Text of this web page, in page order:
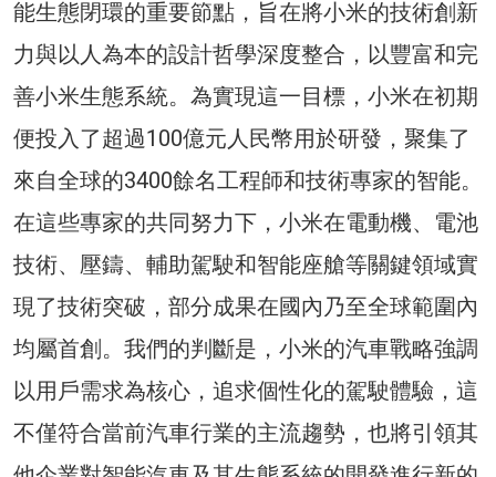
能生態閉環的重要節點，旨在將小米的技術創新
力與以人為本的設計哲學深度整合，以豐富和完
善小米生態系統。為實現這一目標，小米在初期
便投入了超過100億元人民幣用於研發，聚集了
來自全球的3400餘名工程師和技術專家的智能。
在這些專家的共同努力下，小米在電動機、電池
技術、壓鑄、輔助駕駛和智能座艙等關鍵領域實
現了技術突破，部分成果在國內乃至全球範圍內
均屬首創。我們的判斷是，小米的汽車戰略強調
以用戶需求為核心，追求個性化的駕駛體驗，這
不僅符合當前汽車行業的主流趨勢，也將引領其